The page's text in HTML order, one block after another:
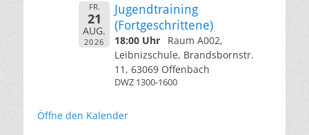
FR.
21
AUG.
2026
Jugendtraining
(Fortgeschrittene)
18:00 Uhr
Raum A002,
Leibnizschule, Brandsbornstr.
11, 63069 Offenbach
DWZ 1300-1600
Öffne den Kalender